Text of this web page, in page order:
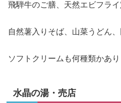
飛騨牛のご膳、天然エビフライ
自然薯入りそば、山菜うどん、
ソフトクリームも何種類かあり
水晶の湯・売店